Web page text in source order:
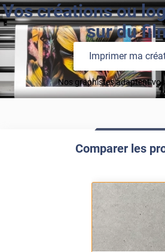
Vos créations ou
sur du
Imprimer ma
Nos graphistes adaptent
Comparer les